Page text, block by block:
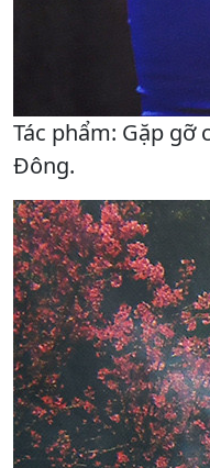
Tác phẩm: Gặp gỡ
Đông.